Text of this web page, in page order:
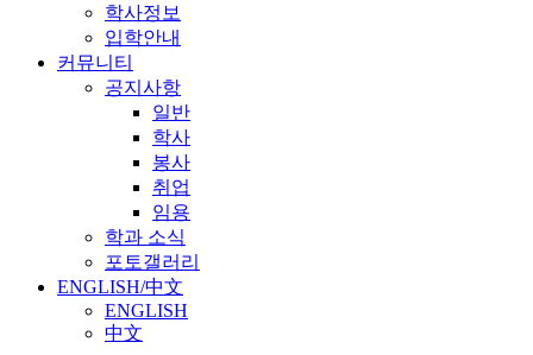
학사정보
입학안내
커뮤니티
공지사항
일반
학사
봉사
취업
임용
학과 소식
포토갤러리
ENGLISH/中文
ENGLISH
中文